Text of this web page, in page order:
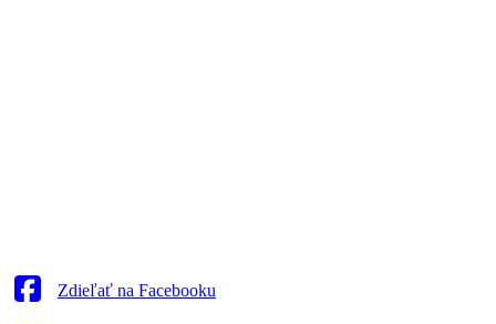
Zdieľať na Facebooku